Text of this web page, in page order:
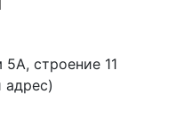
строение 11